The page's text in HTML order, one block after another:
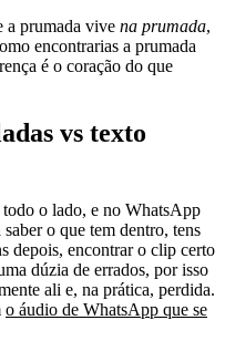
a prumada vive na prumada,
encontrarias a prumada
é o coração do que
vs texto
o lado, e no WhatsApp
o que tem dentro, tens
depois, encontrar o clip certo
dúzia de errados, por isso
ali e, na prática, perdida.
o áudio de WhatsApp que se